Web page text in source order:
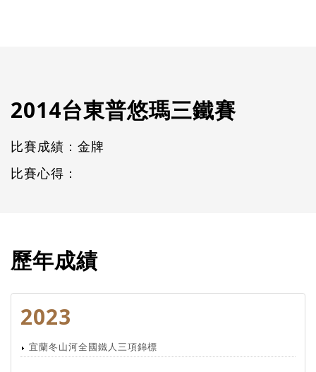
2014台東普悠瑪三鐵賽
比賽成績：金牌
比賽心得：
歷年成績
2023
宜蘭冬山河全國鐵人三項錦標